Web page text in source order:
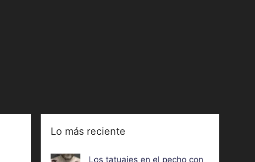
Lo más reciente
Los tatuajes en el pecho con